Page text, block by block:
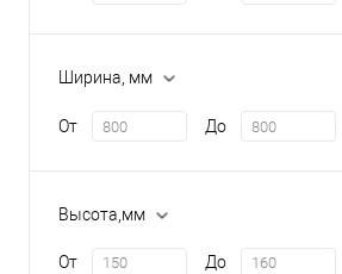
Ширина, мм
От До
Высота,мм
От До